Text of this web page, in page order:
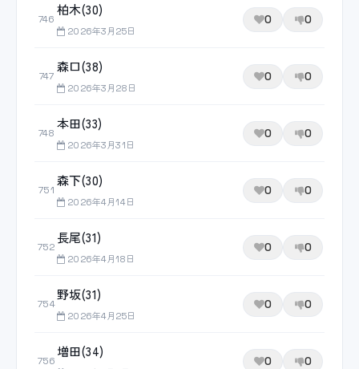
746
柏木(30)
2026年3月25日
0 0
747
森口(38)
2026年3月28日
0 0
748
本田(33)
2026年3月31日
0 0
751
森下(30)
2026年4月14日
0 0
752
長尾(31)
2026年4月18日
0 0
754
野坂(31)
2026年4月25日
0 0
756
増田(34)
0 0